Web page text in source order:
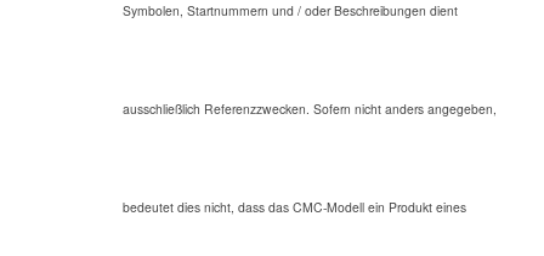
Symbolen, Startnummern und / oder Beschreibungen dient
ausschließlich Referenzzwecken. Sofern nicht anders angegeben,
bedeutet dies nicht, dass das CMC-Modell ein Produkt eines